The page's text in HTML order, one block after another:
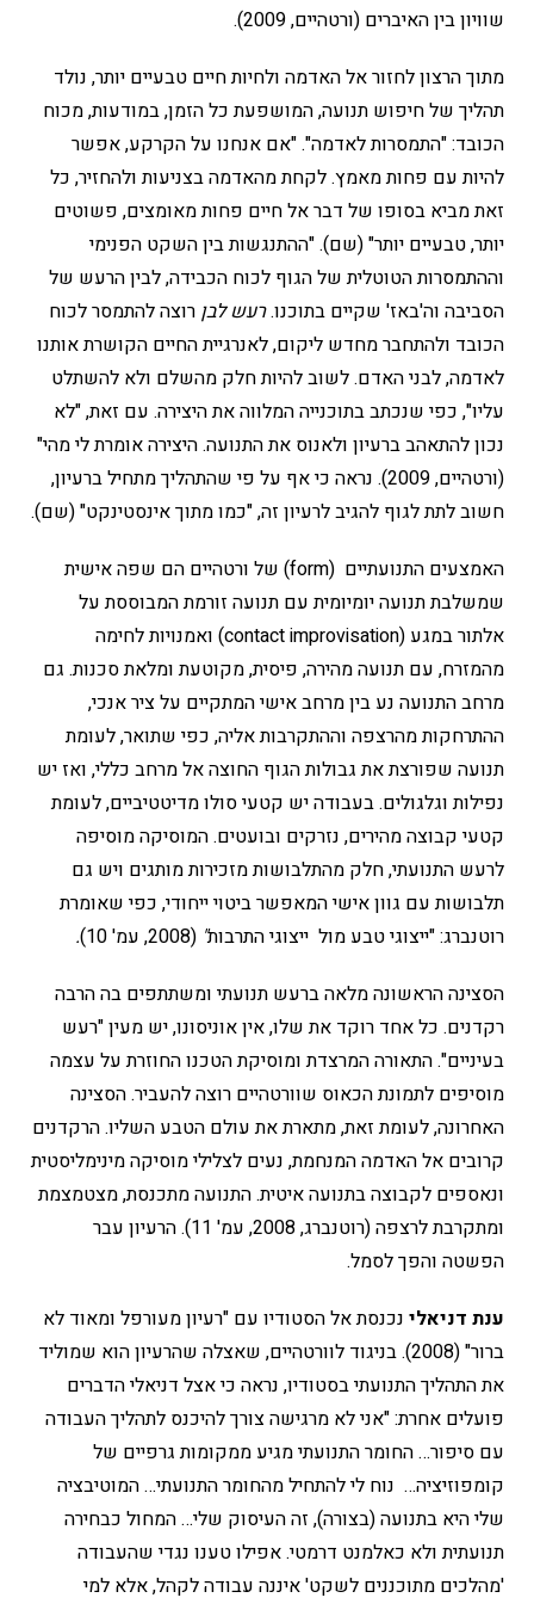
שוויון בין האיברים (ורטהיים, 2009).
מתוך הרצון לחזור אל האדמה ולחיות חיים טבעיים יותר, נולד
תהליך של חיפוש תנועה, המושפעת כל הזמן, במודעות, מכוח
הכובד: "התמסרות לאדמה". "אם אנחנו על הקרקע, אפשר
להיות עם פחות מאמץ. לקחת מהאדמה בצניעות ולהחזיר, כל
זאת מביא בסופו של דבר אל חיים פחות מאומצים, פשוטים
יותר, טבעיים יותר" (שם). "ההתנגשות בין השקט הפנימי
וההתמסרות הטוטלית של הגוף לכוח הכבידה, לבין הרעש של
הסביבה וה'באז' שקיים בתוכנו.רעש לבן רוצה להתמסר לכוח
הכובד ולהתחבר מחדש ליקום, לאנרגיית החיים הקושרת אותנו
לאדמה, לבני האדם. לשוב להיות חלק מהשלם ולא להשתלט
עליו", כפי שנכתב בתוכנייה המלווה את היצירה. עם זאת, "לא
נכון להתאהב ברעיון ולאנוס את התנועה. היצירה אומרת לי מהי"
(ורטהיים, 2009). נראה כי אף על פי שהתהליך מתחיל ברעיון,
חשוב לתת לגוף להגיב לרעיון זה, "כמו מתוך אינסטינקט" (שם).
האמצעים התנועתיים (form) של ורטהיים הם שפה אישית
שמשלבת תנועה יומיומית עם תנועה זורמת המבוססת על
אלתור במגע (contact improvisation) ואמנויות לחימה
מהמזרח, עם תנועה מהירה, פיסית, מקוטעת ומלאת סכנות. גם
מרחב התנועה נע בין מרחב אישי המתקיים על ציר אנכי,
ההתרחקות מהרצפה וההתקרבות אליה, כפי שתואר, לעומת
תנועה שפורצת את גבולות הגוף החוצה אל מרחב כללי, ואז יש
נפילות וגלגולים. בעבודה יש קטעי סולו מדיטטיביים, לעומת
קטעי קבוצה מהירים, נזרקים ובועטים. המוסיקה מוסיפה
לרעש התנועתי, חלק מהתלבושות מזכירות מותגים ויש גם
תלבושות עם גוון אישי המאפשר ביטוי ייחודי, כפי שאומרת
רוטנברג: "ייצוגי טבע מול ייצוגי התרבות" (2008, עמ' 10)
.
הסצינה הראשונה מלאה ברעש תנועתי ומשתתפים בה הרבה
רקדנים. כל אחד רוקד את שלו, אין אוניסונו, יש מעין "רעש
בעיניים". התאורה המרצדת ומוסיקת הטכנו החוזרת על עצמה
מוסיפים לתמונת הכאוס שוורטהיים רוצה להעביר. הסצינה
האחרונה, לעומת זאת, מתארת את עולם הטבע השליו. הרקדנים
קרובים אל האדמה המנחמת, נעים לצלילי מוסיקה מינימליסטית
ונאספים לקבוצה בתנועה איטית. התנועה מתכנסת, מצטמצמת
ומתקרבת לרצפה (רוטנברג, 2008, עמ' 11). הרעיון עבר
הפשטה והפך לסמל.
ענת דניאלי נכנסת אל הסטודיו עם "רעיון מעורפל ומאוד לא
ברור" (2008). בניגוד לוורטהיים, שאצלה שהרעיון הוא שמוליד
את התהליך התנועתי בסטודיו, נראה כי אצל דניאלי הדברים
פועלים אחרת: "אני לא מרגישה צורך להיכנס לתהליך העבודה
עם סיפור… החומר התנועתי מגיע ממקומות גרפיים של
קומפוזיציה… נוח לי להתחיל מהחומר התנועתי… המוטיבציה
שלי היא בתנועה (בצורה), זה העיסוק שלי… המחול כבחירה
תנועתית ולא כאלמנט דרמטי. אפילו טענו נגדי שהעבודה
'מהלכים מתוכננים לשקט' איננה עבודה לקהל, אלא למי